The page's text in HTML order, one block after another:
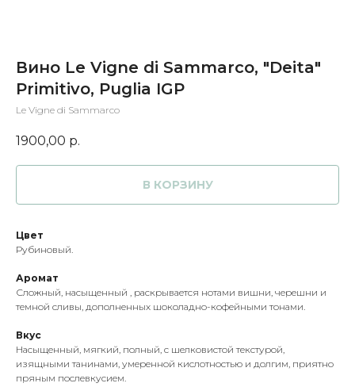
Вино Le Vigne di Sammarco, "Deita"
Primitivo, Puglia IGP
Le Vigne di Sammarco
1900,00 р.
В КОРЗИНУ
Цвет
Рубиновый.
Аромат
Сложный, насыщенный , раскрывается нотами вишни, черешни и
темной сливы, дополненных шоколадно-кофейными тонами.
Вкус
Насыщенный, мягкий, полный, с шелковистой текстурой,
изящными танинами, умеренной кислотностью и долгим, приятно
пряным послевкусием.